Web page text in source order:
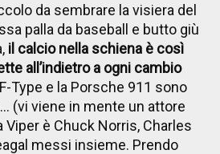
da sembrare la visiera del
palla da baseball e butto giù
il calcio nella schiena è così
all’indietro a ogni cambio
Type e la Porsche 911 sono
(vi viene in mente un attore
è Chuck Norris, Charles
messi insieme. Prendo